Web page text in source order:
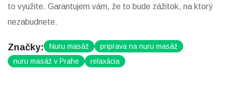
to využite. Garantujem vám, že to bude zážitok, na ktorý
nezabudnete.
Značky: Nuru masáž
priprava na nuru masáž
nuru masáž v Prahe
relaxácia